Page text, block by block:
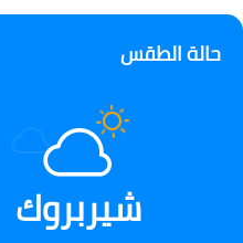
حالة الطقس
شيربروك